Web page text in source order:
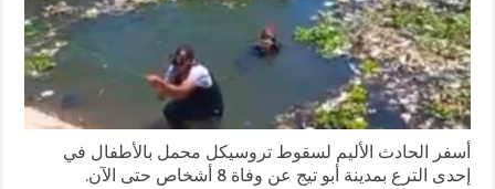
أسفر الحادث الأليم لسقوط تروسيكل محمل بالأطفال في
إحدى الترع بمدينة أبو تيج عن وفاة 8 أشخاص حتى الآن.